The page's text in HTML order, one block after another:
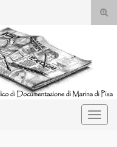
il